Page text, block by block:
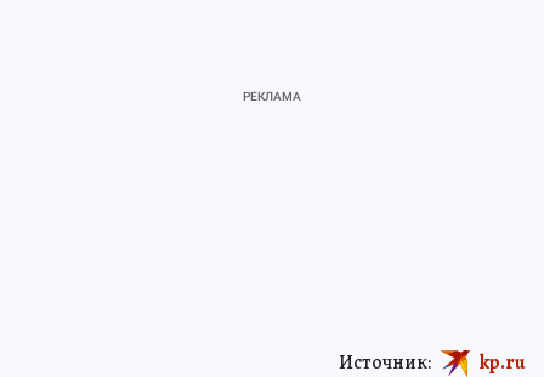
Источник: kp.ru